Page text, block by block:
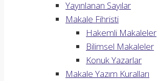
Yayınlanan Sayılar
Makale Fihristi
Hakemli Makaleler
Bilimsel Makaleler
Konuk Yazarlar
Makale Yazım Kuralları